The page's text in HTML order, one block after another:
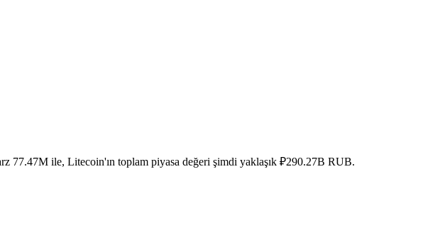
77.47M ile, Litecoin'ın toplam piyasa değeri şimdi yaklaşık ₽290.27B RUB.